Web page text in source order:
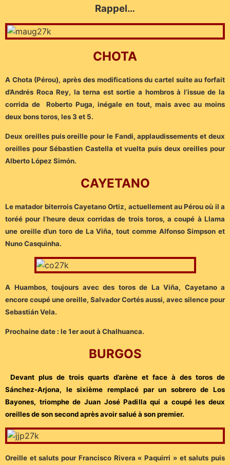
Rappel…
CHOTA
A Chota (Pérou), après des modifications du cartel suite au forfait
d’Andrés Roca Rey, la terna est sortie a hombros à l’issue de la
corrida de Roberto Puga, inégale en tout, mais avec au moins
deux bons toros, les 3 et 5.
Deux oreilles puis oreille pour le Fandi, applaudissements et deux
oreilles pour Sébastien Castella et vuelta puis deux oreilles pour
Alberto López Simón.
CAYETANO
Le matador biterrois Cayetano Ortiz, actuellement au Pérou où il a
toréé pour l’heure deux corridas de trois toros, a coupé à Llama
une oreille d’un toro de La Viña, tout comme Alfonso Simpson et
Nuno Casquinha.
A Huambos, toujours avec des toros de La Viña, Cayetano a
encore coupé une oreille, Salvador Cortés aussi, avec silence pour
Sebastián Vela.
Prochaine date : le 1er aout à Chalhuanca.
BURGOS
Devant plus de trois quarts d’arène et face à des toros de
Sánchez-Arjona, le sixième remplacé par un sobrero de Los
Bayones, triomphe de Juan José Padilla qui a coupé les deux
oreilles de son second après avoir salué à son premier.
Oreille et saluts pour Francisco Rivera « Paquirri » et saluts puis